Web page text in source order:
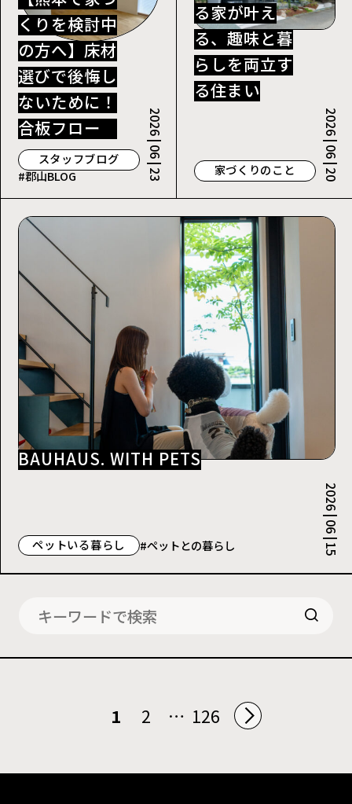
くりを検討中
の方へ】床材
選びで後悔し
ないために！
合板フローリ
ングと天然無
垢材の違いを
徹底解説
スタッフブログ
#郡山BLOG
2026 | 06 | 23
る家が叶え
る、趣味と暮
らしを両立す
る住まい
家づくりのこと 2026 | 06 | 20
BAUHAUS. WITH PETS
ペットいる暮らし #ペットとの暮らし 2026 | 06 | 15
1 2 … 126